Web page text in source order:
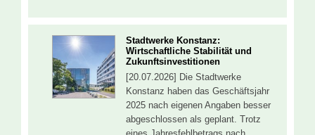
Stadtwerke Konstanz:
Wirtschaftliche Stabilität und
Zukunftsinvestitionen
[20.07.2026] Die Stadtwerke
Konstanz haben das Geschäftsjahr
2025 nach eigenen Angaben besser
abgeschlossen als geplant. Trotz